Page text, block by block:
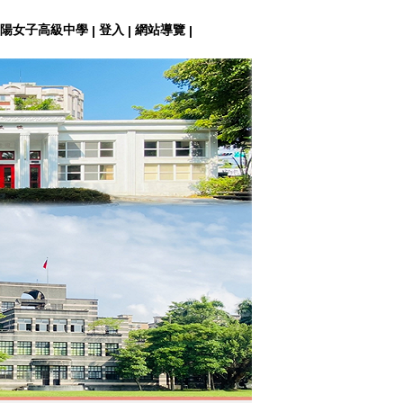
女子高級中學 | 登入 | 網站導覽 |